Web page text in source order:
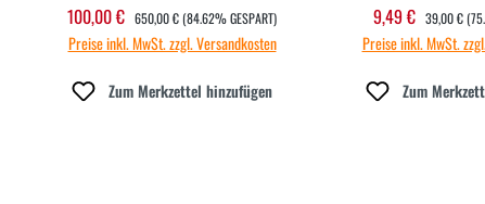
Verkaufspreis:
100,00 € REGULÄRER PREIS:
650,00 €(84.62% GESPART)
Preise inkl. MwSt. zzgl. Versandkosten
Zum Merkzettel hinzufügen
9,49 € 39,00 €
Preise inkl. MwSt.
Zum